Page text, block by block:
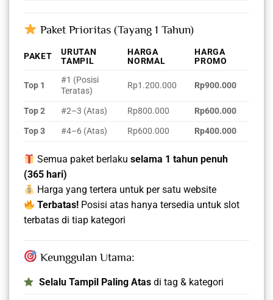
Paket Prioritas (Tayang 1 Tahun)
PAKET
URUTAN
TAMPIL
HARGA
NORMAL
HARGA
PROMO
Top 1
#1 (Posisi
Teratas)
Rp1.200.000 Rp900.000
Top 2 #2–3 (Atas) Rp800.000
Rp600.000
Top 3
#4–6 (Atas) Rp600.000 Rp400.000
Semua paket berlakuselama 1 tahun penuh
(365 hari)
Harga yang tertera untuk per satu website
Terbatas! Posisi atas hanya tersedia untuk slot
terbatas di tiap kategori
Keunggulan Utama:
Selalu Tampil Paling Atas di tag & kategori